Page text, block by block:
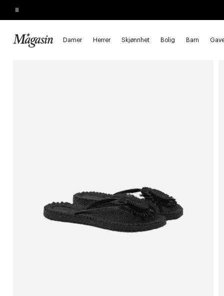
Pause
Damer Herrer Skjønnhet Bolig Barn
SALG
Forside Damer Sandaler Flip flops